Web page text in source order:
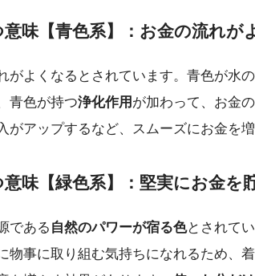
味【青色系】：お金の流れが
がよくなるとされています。青色が水の
青色が持つ浄化作用 が加わって、お金
がアップするなど、スムーズにお金を
味【緑色系】：堅実にお金を
である 自然のパワーが宿る色とされて
物事に取り組む気持ちになれるため、